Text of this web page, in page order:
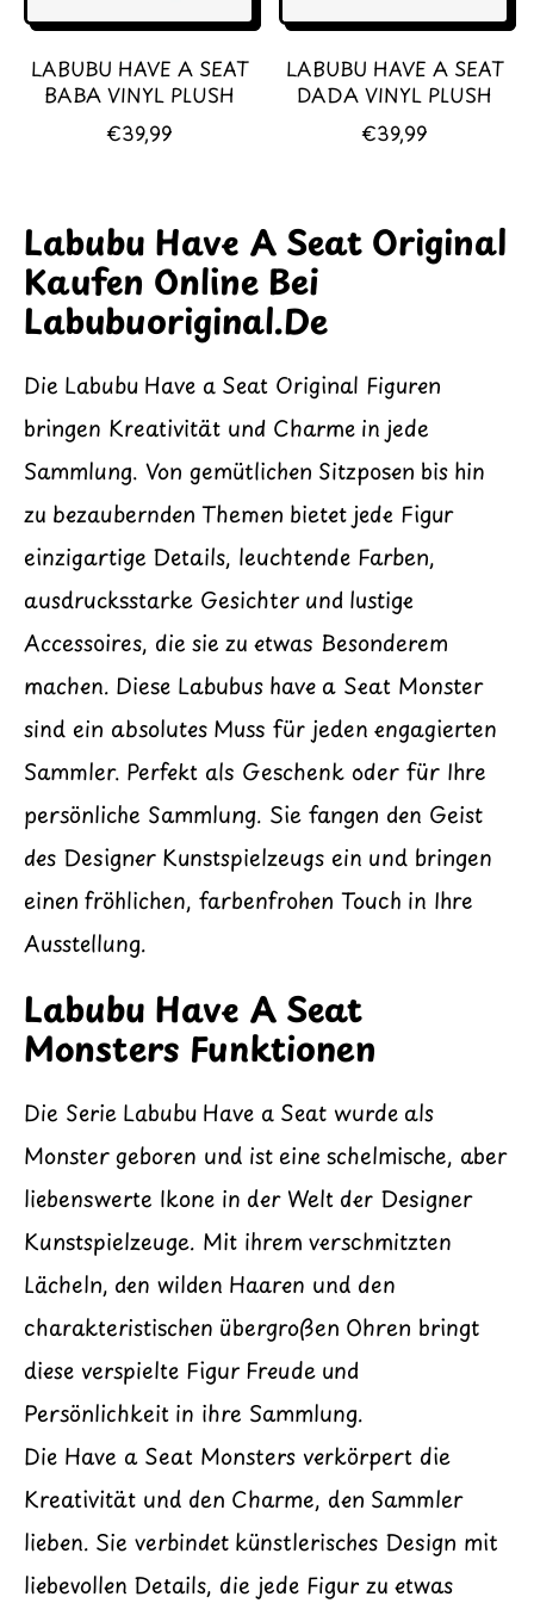
E
S
E
S
LABUBU HAVE A SEAT
BABA VINYL PLUSH
N
A
L
E
R
P
E
S
€39,99
LABUBU HAVE A SEAT
DADA VINYL PLUSH
N
A
L
E
I
S
€39,99
Labubu Have A Seat Original
Kaufen Online Bei
Labubuoriginal.de
Die Labubu Have a Seat Original Figuren
bringen Kreativität und Charme in jede
Sammlung. Von gemütlichen Sitzposen bis hin
zu bezaubernden Themen bietet jede Figur
einzigartige Details, leuchtende Farben,
ausdrucksstarke Gesichter und lustige
Accessoires, die sie zu etwas Besonderem
machen. Diese Labubus have a Seat Monster
sind ein absolutes Muss für jeden engagierten
Sammler. Perfekt als Geschenk oder für Ihre
persönliche Sammlung. Sie fangen den Geist
des Designer Kunstspielzeugs ein und bringen
einen fröhlichen, farbenfrohen Touch in Ihre
Ausstellung.
Labubu Have A Seat
Monsters Funktionen
Die Serie Labubu Have a Seat wurde als
Monster geboren und ist eine schelmische, aber
liebenswerte Ikone in der Welt der Designer
Kunstspielzeuge. Mit ihrem verschmitzten
Lächeln, den wilden Haaren und den
charakteristischen übergroßen Ohren bringt
diese verspielte Figur Freude und
Persönlichkeit in ihre Sammlung.
Die Have a Seat Monsters verkörpert die
Kreativität und den Charme, den Sammler
lieben. Sie verbindet künstlerisches Design mit
liebevollen Details, die jede Figur zu etwas